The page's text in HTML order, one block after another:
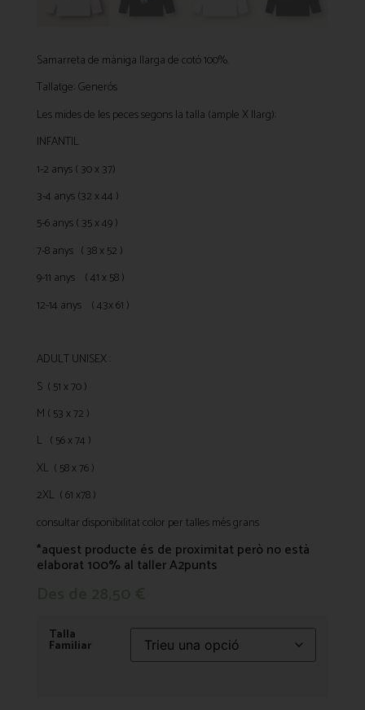
Samarreta de màniga llarga de cotó 100%.
Tallatge: Generós
Les mides de les peces segons la talla (ample X llarg):
INFANTIL
1-2 anys ( 30 x 37)
3-4 anys (32 x 44 )
5-6 anys ( 35 x 49 )
7-8 anys ( 38 x 52 )
9-11 anys ( 41 x 58 )
12-14 anys ( 43x 61 )
ADULT UNISEX :
S ( 51 x 70 )
M ( 53 x 72 )
L ( 56 x 74 )
XL ( 58 x 76 )
2XL ( 61 x78 )
consultar disponibilitat color per talles més grans
*aquest producte és de proximitat però no està
elaborat 100% al taller A2punts
Talla
Familiar